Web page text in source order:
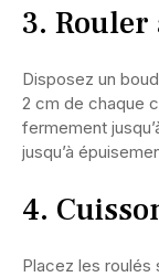
3. Rouler
Disposez un
2 cm de chaque
fermement
jusqu’à
4.
Placez les roulés